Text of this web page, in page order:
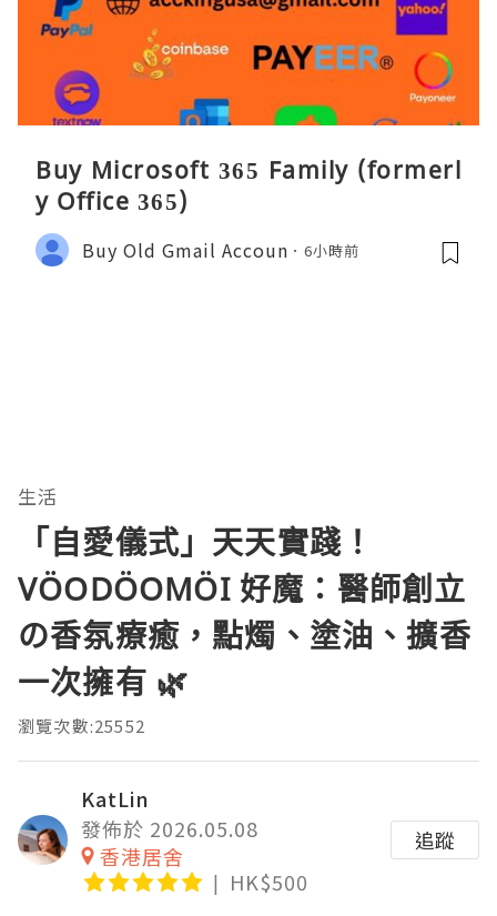
Buy Microsoft 365 Family (formerl
y Office 365)
Buy Old Gmail Accoun 6小時前
生活
「自愛儀式」天天實踐！
VÖODÖOMÖI 好魔：醫師創立
の香氛療癒，點燭、塗油、擴香
一次擁有 🌿
瀏覽次數:25552
KatLin
發佈於 2026.05.08
香港居舍
HK$500
追蹤